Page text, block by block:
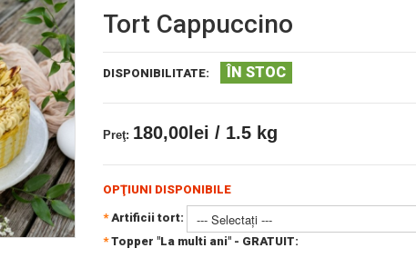
Tort Cappuccino
DISPONIBILITATE: ÎN STOC
Preţ: 180,00lei / 1.5 kg
OPŢIUNI DISPONIBILE
* Artificii tort:
* Topper "La multi ani" - GRATUIT: